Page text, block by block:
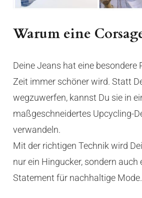
Warum eine
Deine Jeans hat eine besondere
Zeit immer schöner wird. Statt
wegzuwerfen, kannst Du sie in
maßgeschneidertes Upcycling-
verwandeln.
Mit der richtigen Technik wird
nur ein Hingucker, sondern auch
Statement für nachhaltige Mode.